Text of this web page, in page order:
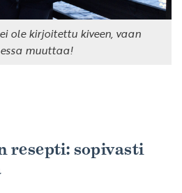
ole kirjoitettu kiveen, vaan
muuttaa!
resepti: sopivasti